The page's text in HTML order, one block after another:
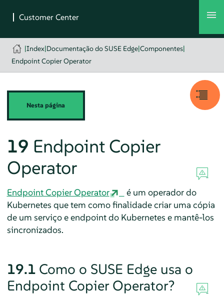
|Index|Documentação do SUSE Edge|Componentes|
Endpoint Copier Operator
Nesta página
19 Endpoint Copier
Operator
Endpoint Copier Operator
é um operador do
Kubernetes que tem como finalidade criar uma cópia
de um serviço e endpoint do Kubernetes e mantê-los
sincronizados.
19.1 Como o SUSE Edge usa o
Endpoint Copier Operator?